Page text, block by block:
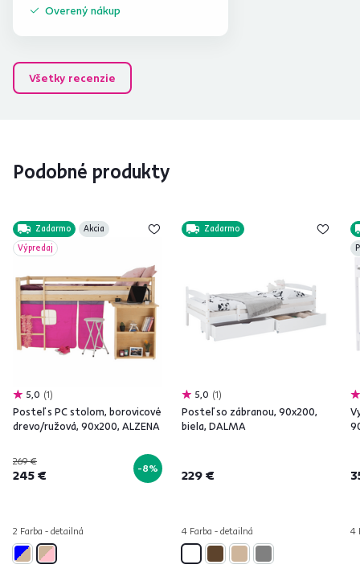
Overený nákup
Všetky recenzie
Podobné produkty
Zadarmo
Akcia
Výpredaj
5,0 1
Posteľ s PC stolom, borovicové
drevo/ružová, 90x200, ALZENA
269 €
245 € -8%
2 Farba - detailná
Zadarmo
5,0 1
Posteľ so zábranou, 90x200,
biela, DALMA
229 €
4 Farba - detailná 4